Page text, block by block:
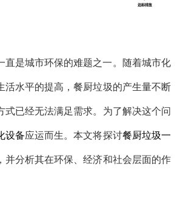
直是城市环保的难题之一。随着城市化
活水平的提高，餐厨垃圾的产生量不断
式已经无法满足需求。为了解决这个问
设备应运而生。本文将探讨餐厨垃圾一
并分析其在环保、经济和社会层面的作